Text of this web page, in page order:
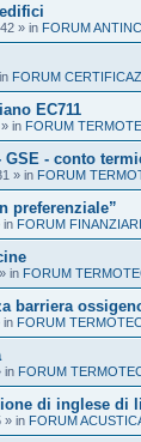
» in FORUM
FORUM
EC711
» in FORUM
GSE - conto
» in FORUM
preferenziale”
in FORUM
» in FORUM
barriera
in FORUM
in FORUM
di inglese di
» in FORUM